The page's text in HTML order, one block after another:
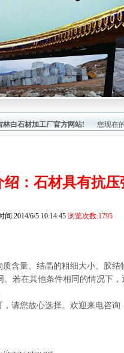
林白石材加工厂官方网站! 您现在的
绍：石材具有抗压
间:2014/6/5 10:14:45 浏览次数:1795
含量、结晶的粗细大小、胶
若在其他条件相同的情况下
请您放心选择。欢迎来电咨询